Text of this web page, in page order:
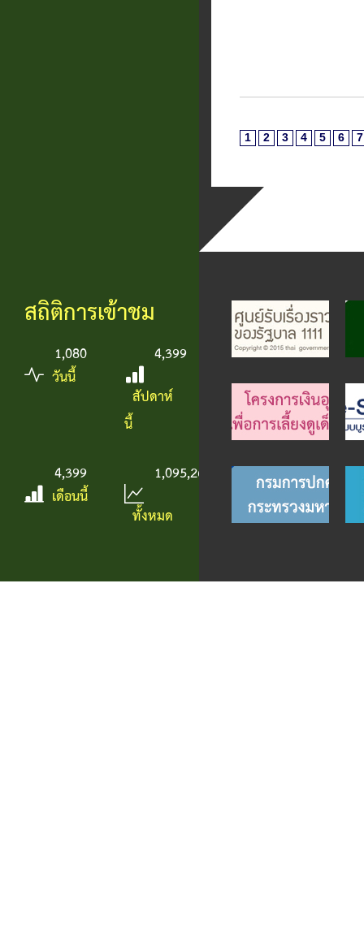
1 2 3 4 5 6 7
สถิติการเข้าชม
1,080
วันนี้
4,399
สัปดาห์
นี้
4,399
เดือนนี้
1,095,266
ทั้งหมด